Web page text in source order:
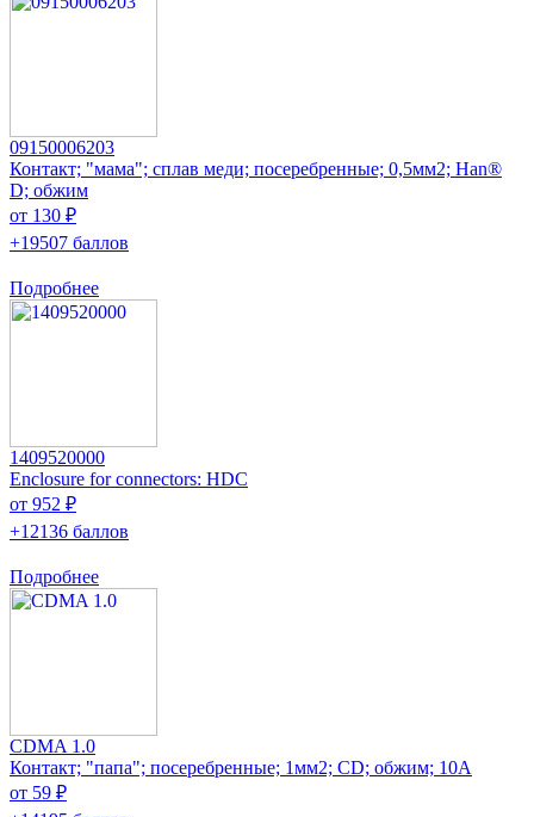
09150006203
Контакт; "мама"; сплав меди; посеребренные; 0,5мм2; Han®
D; обжим
от 130 ₽
+19507 баллов
Подробнее
1409520000
Enclosure for connectors: HDC
от 952 ₽
+12136 баллов
Подробнее
CDMA 1.0
Контакт; "папа"; посеребренные; 1мм2; CD; обжим; 10А
от 59 ₽